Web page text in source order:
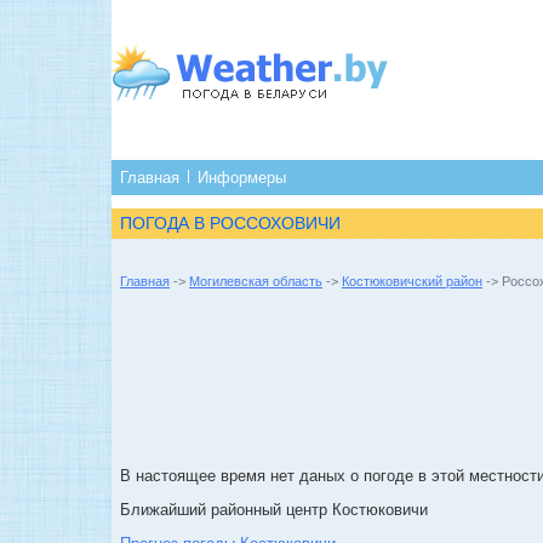
Главная Информеры
ПОГОДА В РОССОХОВИЧИ
Главная -> Могилевская область -> Костюковичский район ->
В настоящее время нет даных о погоде в этой
Ближайший районный центр Костюковичи